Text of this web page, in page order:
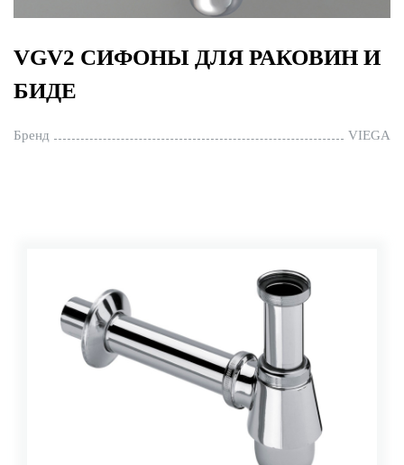
VGV2 СИФОНЫ ДЛЯ РАКОВИН И
БИДЕ
Бренд VIEGA